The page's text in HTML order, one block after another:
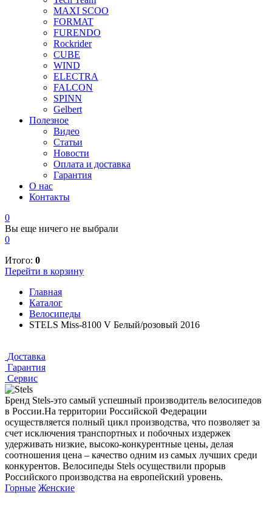
MAXI SCOO
FORMAT
FURENDO
Rockrider
CUBE
WIND
ELECTRA
FALCON
SPINN
Gelbert
Полезное
Видео
Статьи
Новости
Оплата и доставка
Гарантия
О нас
Контакты
0
Вы еще ничего не выбрали
0
Итого: 0
Перейти в корзину
Главная
Каталог
Велосипеды
STELS Miss-8100 V Белый/розовый 2016
Доставка
Гарантия
Сервис
Бренд Stels-это самый успешный производитель велосипедов
в России.На территории Российской Федерации
осуществляется полный цикл производства, что позволяет за
счет исключения транспортных и побочных издержек
удерживать низкие, высоко-конкурентные цены, делая
соотношения цена – качество одним из самых лучших среди
конкурентов. Велосипеды Stels осуществили прорыв
Российского производства на европейский уровень.
Горные Женские